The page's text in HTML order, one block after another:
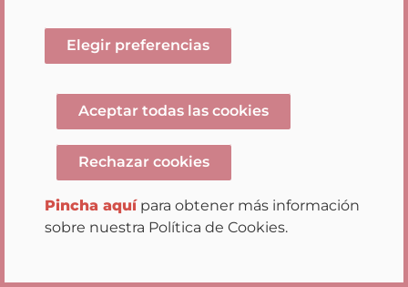
Oficial
Administrativo.
Listado de
números de
plaza de la
plantilla
orgánica de la
Administración
de la
Resuelta
Elegir preferencias
Aceptar todas las cookies
Rechazar cookies
Pincha aquí para obtener más información
sobre nuestra Política de Cookies.